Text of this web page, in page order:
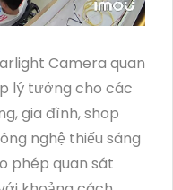
Camera quan
lý tưởng cho các
gia đình, shop
nghệ thiếu sáng
phép quan sát